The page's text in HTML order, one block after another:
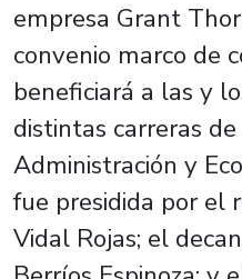
empresa Grant
convenio marco de
beneficiará a las y
distintas carreras
Administración y
fue presidida por el
Vidal Rojas; el